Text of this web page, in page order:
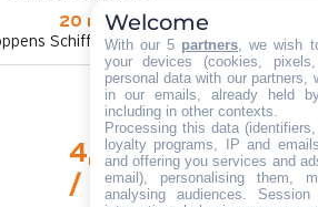
20 m
Schiffchen im Sommer
4,57
/ 5
(23 Meinung
Welcome
With our 5 partners, we wish
your devices (cookies,
personal data with our partners,
in our emails, already held
including in other contexts.
Processing this data
loyalty programs, IP and
and offering you services and
email), personalising them,
analysing audiences.